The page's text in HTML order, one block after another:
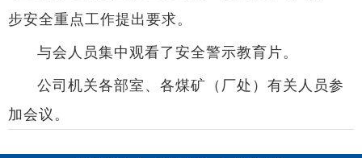
步安全重点工作提出要求。
与会人员集中观看了安全警示教育片。
公司机关各部室、各煤矿（厂处）有关人员参
加会议。